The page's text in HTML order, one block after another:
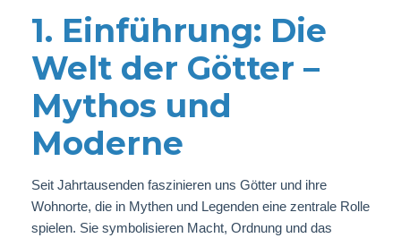
1. Einführung: Die
Welt der Götter –
Mythos und
Moderne
Seit Jahrtausenden faszinieren uns Götter und ihre
Wohnorte, die in Mythen und Legenden eine zentrale Rolle
spielen. Sie symbolisieren Macht, Ordnung und das